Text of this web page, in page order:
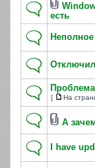
есть
[ На
А
I have